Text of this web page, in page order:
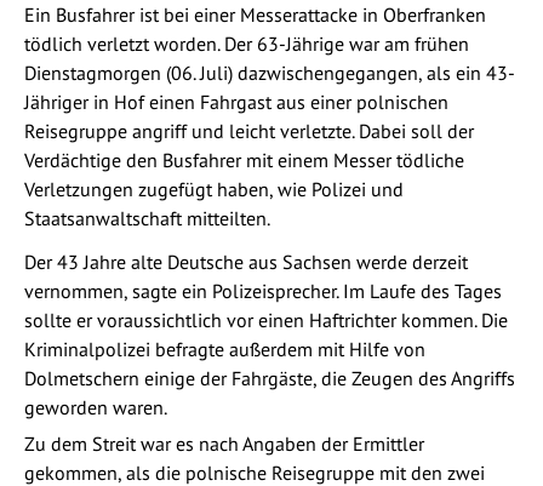
Ein Busfahrer ist bei einer Messerattacke in Oberfranken
tödlich verletzt worden. Der 63-Jährige war am frühen
Dienstagmorgen (06. Juli) dazwischengegangen, als ein 43-
Jähriger in Hof einen Fahrgast aus einer polnischen
Reisegruppe angriff und leicht verletzte. Dabei soll der
Verdächtige den Busfahrer mit einem Messer tödliche
Verletzungen zugefügt haben, wie Polizei und
Staatsanwaltschaft mitteilten.
Der 43 Jahre alte Deutsche aus Sachsen werde derzeit
vernommen, sagte ein Polizeisprecher. Im Laufe des Tages
sollte er voraussichtlich vor einen Haftrichter kommen. Die
Kriminalpolizei befragte außerdem mit Hilfe von
Dolmetschern einige der Fahrgäste, die Zeugen des Angriffs
geworden waren.
Zu dem Streit war es nach Angaben der Ermittler
gekommen, als die polnische Reisegruppe mit den zwei